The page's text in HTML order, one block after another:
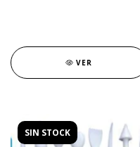
VER
SIN STOCK